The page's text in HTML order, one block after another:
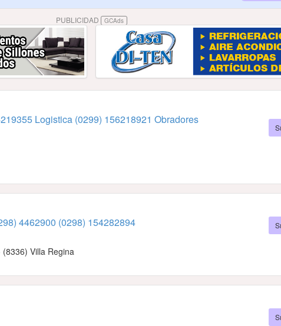
PUBLICIDAD GCAds
Logistica (0299) 156218921 Obradores
4462900 (0298) 154282894
Villa Regina